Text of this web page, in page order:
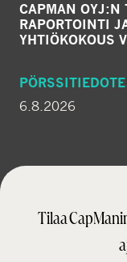
CAPMAN OYJ:N
RAPORTOINTI
YHTIÖKOKOUS
PÖRSSITIEDOTE
6.8.2026
Tilaa